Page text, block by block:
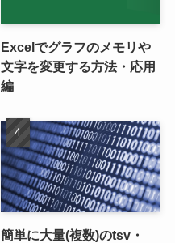
Excelでグラフのメモリや
文字を変更する方法・応用
編
簡単に大量(複数)のtsv・